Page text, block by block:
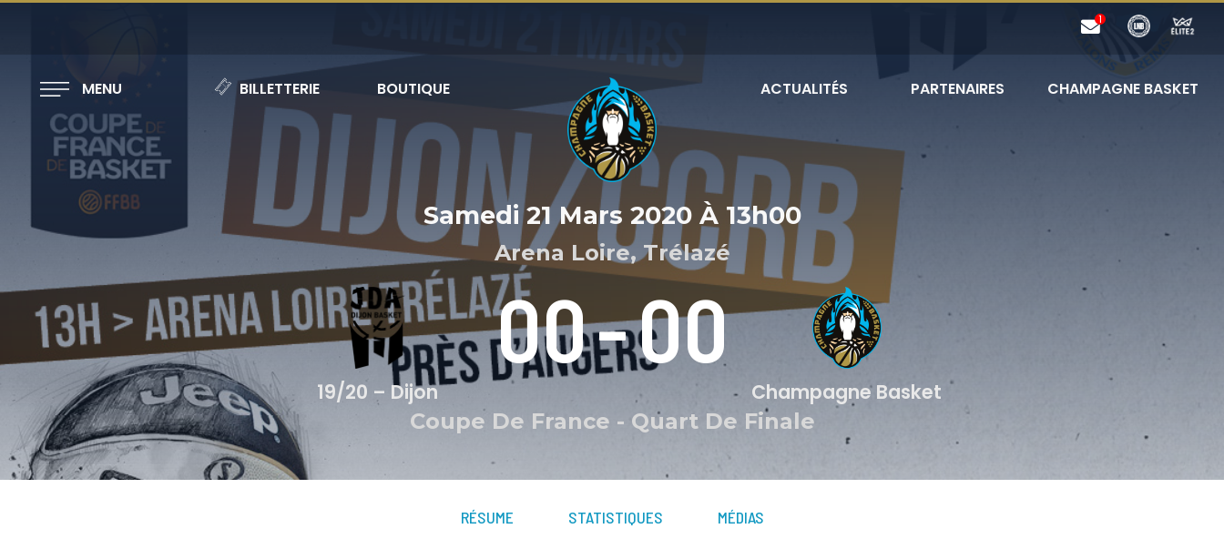
MENU BILLETTERIE BOUTIQUE ACTUALITÉS PARTENAIRES CHAMPAGNE BASKET
Samedi 21 Mars 2020À 13h00
Arena Loire, Trélazé
Champagne Basket
00
-
00
19/20 – Dijon
Coupe De France - Quart De Finale
RÉSUME STATISTIQUES MÉDIAS